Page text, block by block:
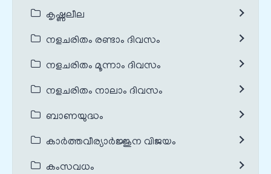
കൃഷ്ണലീല
നളചരിതം രണ്ടാം ദിവസം
നളചരിതം മൂന്നാം ദിവസം
നളചരിതം നാലാം ദിവസം
ബാണയുദ്ധം
കാർത്തവീര്യാർജ്ജുന വിജയം
കംസവധം